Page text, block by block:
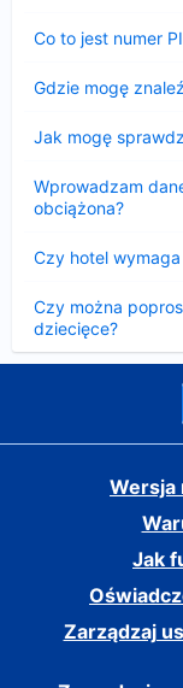
Co to jest numer
Gdzie mogę
Jak mogę
Wprowadzam
obciążona?
Czy hotel
Czy można
dziecięce?
Wersja
Jak
Zarządzaj